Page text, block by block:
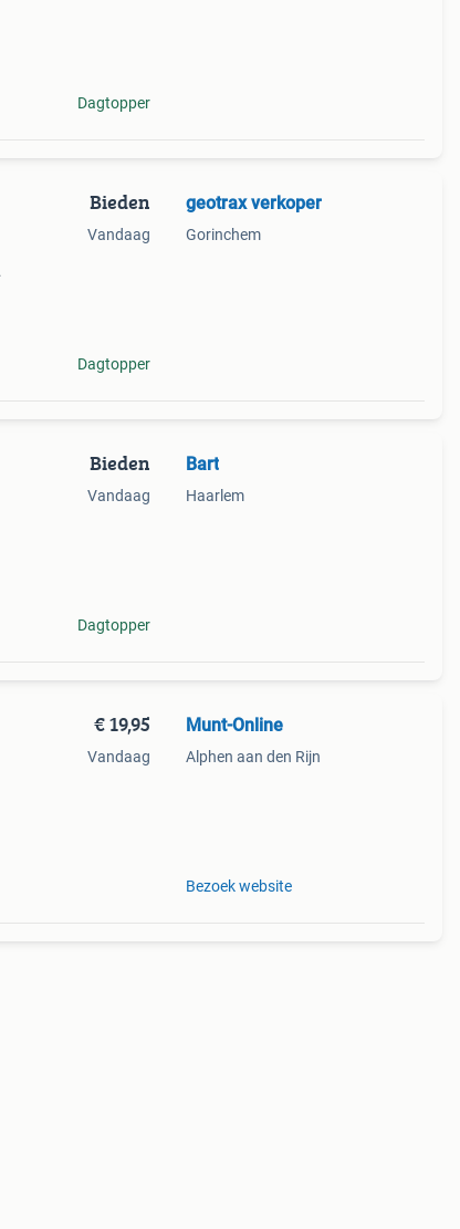
Dagtopper
Bieden
Vandaag
Dagtopper
geotrax verkoper
Gorinchem
Bieden
Vandaag
Dagtopper
Bart
Haarlem
€ 19,95
Vandaag
Munt-Online
Alphen aan den Rijn
Bezoek website